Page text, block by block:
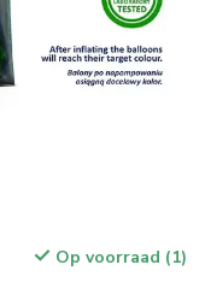
Op voorraad (1)